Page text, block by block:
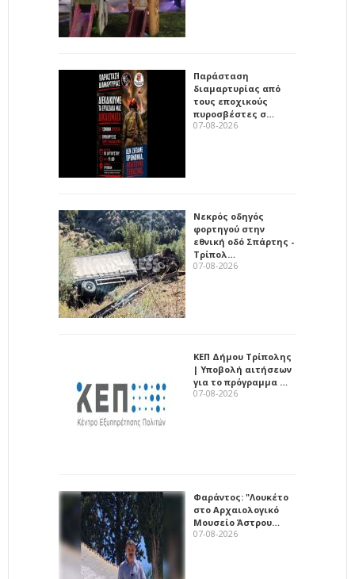
Παράσταση
διαμαρτυρίας από
τους εποχικούς
πυροσβέστες σ…
07-08-2026
Νεκρός οδηγός
φορτηγού στην
εθνική οδό Σπάρτης -
Τρίπολ…
07-08-2026
ΚΕΠ Δήμου Τρίπολης
| Υποβολή αιτήσεων
για το πρόγραμμα …
07-08-2026
Φαράντος: "Λουκέτο
στο Αρχαιολογικό
Μουσείο Άστρου…
07-08-2026